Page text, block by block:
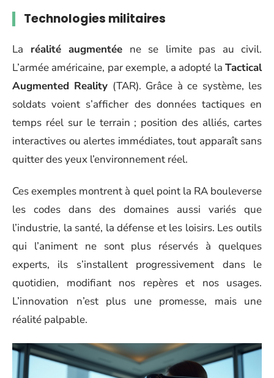
Technologies militaires
La réalité augmentée ne se limite pas au civil.
L’armée américaine, par exemple, a adopté la Tactical
Augmented Reality (TAR). Grâce à ce système, les
soldats voient s’afficher des données tactiques en
temps réel sur le terrain ; position des alliés, cartes
interactives ou alertes immédiates, tout apparaît sans
quitter des yeux l’environnement réel.
Ces exemples montrent à quel point la RA bouleverse
les codes dans des domaines aussi variés que
l’industrie, la santé, la défense et les loisirs. Les outils
qui l’animent ne sont plus réservés à quelques
experts, ils s’installent progressivement dans le
quotidien, modifiant nos repères et nos usages.
L’innovation n’est plus une promesse, mais une
réalité palpable.